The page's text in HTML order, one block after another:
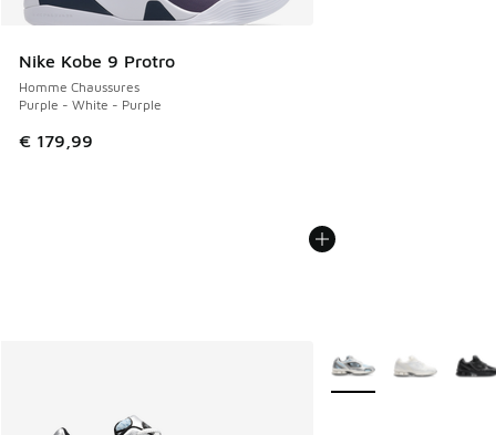
Nike Kobe 9 Protro
Homme Chaussures
Purple - White - Purple
€ 179,99
Plus de couleurs